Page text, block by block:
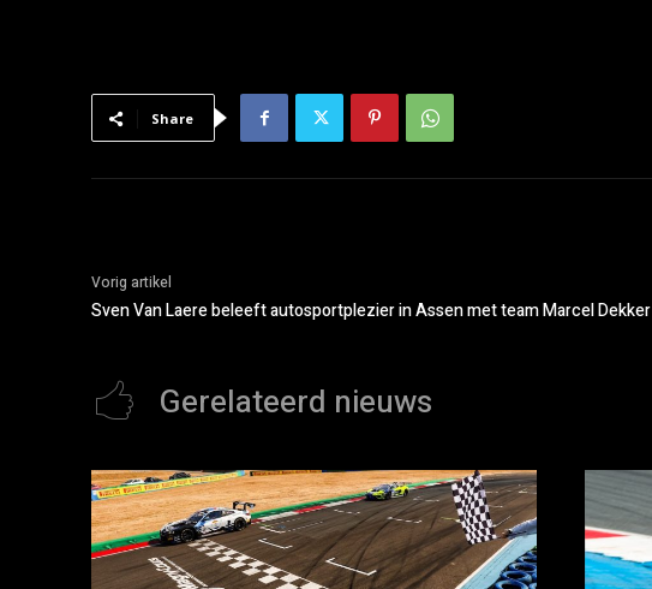
Share
Vorig artikel
Sven Van Laere beleeft autosportplezier in Assen met team Marcel Dekker
Gerelateerd nieuws